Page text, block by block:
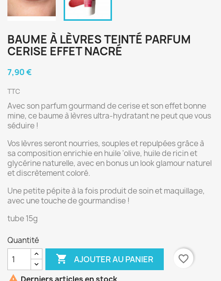
BAUME À LÈVRES TEINTÉ PARFUM
CERISE EFFET NACRÉ
7,90 €
TTC
Avec son parfum gourmand de cerise et son effet bonne
mine, ce baume à lèvres ultra-hydratant ne peut que vous
séduire !
Vos lèvres seront nourries, souples et repulpées grâce à
sa composition enrichie en huile 'olive, huile de ricin et
glycérine naturelle, avec en bonus un look glamour naturel
et discrètement coloré.
Une petite pépite à la fois produit de soin et maquillage,
avec une touche de gourmandise !
tube 15g
Quantité
 AJOUTER AU PANIER
favorite_border